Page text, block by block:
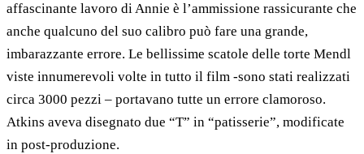
affascinante lavoro di Annie è l’ammissione rassicurante che
anche qualcuno del suo calibro può fare una grande,
imbarazzante errore. Le bellissime scatole delle torte Mendl
viste innumerevoli volte in tutto il film -sono stati realizzati
circa 3000 pezzi – portavano tutte un errore clamoroso.
Atkins aveva disegnato due “T” in “patisserie”, modificate
in post-produzione.